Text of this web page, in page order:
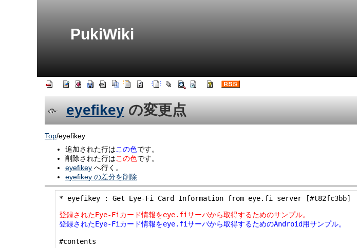
PukiWiki
eyefikeyの変更点
Top/eyefikey
追加された行はこの色です。
削除された行はこの色です。
eyefikey へ行く。
eyefikey の差分を削除
* eyefikey : Get Eye-Fi Card Information from eye.fi server [#t82fc3bb]
登録されたEye-Fiカード情報をeye.fiサーバから取得するためのサンプル。
登録されたEye-Fiカード情報をeye.fiサーバから取得するためのAndroid用サンプル。
#contents